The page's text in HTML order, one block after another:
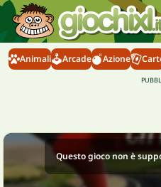
Animali Arcade Azione
Questo gioco non è